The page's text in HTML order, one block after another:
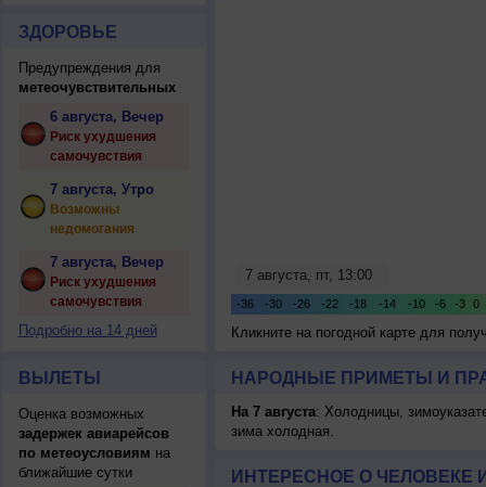
ЗДОРОВЬЕ
Предупреждения для
метеочувствительных
6 августа, Вечер
Риск ухудшения
самочувствия
7 августа, Утро
Возможны
недомогания
7 августа, Вечер
Риск ухудшения
самочувствия
Подробно на 14 дней
ВЫЛЕТЫ
Оценка возможных
задержек авиарейсов
по метеоусловиям на
ближайшие сутки
Кликните на погодной карте для
НАРОДНЫЕ ПРИМЕТЫ И
На 7 августа: Холодницы,
зима холодная.
ИНТЕРЕСНОЕ О ЧЕЛОВЕКЕ